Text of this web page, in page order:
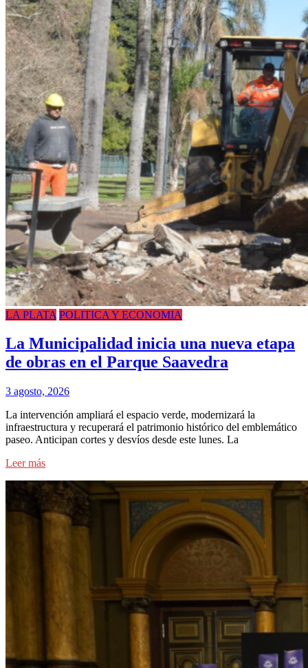
LA PLATA POLITICA Y ECONOMIA
La Municipalidad inicia una nueva etapa
de obras en el Parque Saavedra
3 agosto, 2026
La intervención ampliará el espacio verde, modernizará la
infraestructura y recuperará el patrimonio histórico del emblemático
paseo. Anticipan cortes y desvíos desde este lunes. La
Leer más